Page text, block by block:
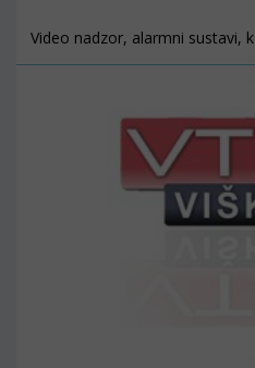
Video nadzor, alarmni sustavi,